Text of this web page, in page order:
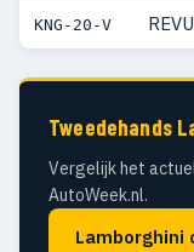
KNG-20-V
Tweedehands
Vergelijk het
AutoWeek.nl.
Lamborghini